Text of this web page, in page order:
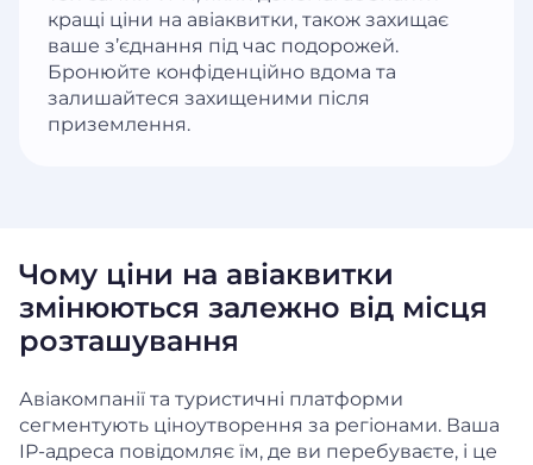
кращі ціни на авіаквитки, також захищає
ваше з’єднання під час подорожей.
Бронюйте конфіденційно вдома та
залишайтеся захищеними після
приземлення.
Чому ціни на авіаквитки
змінюються залежно від місця
розташування
Авіакомпанії та туристичні платформи
сегментують ціноутворення за регіонами. Ваша
IP-адреса повідомляє їм, де ви перебуваєте, і це